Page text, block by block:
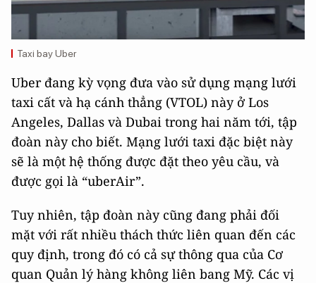
Taxi bay Uber
Uber đang kỳ vọng đưa vào sử dụng mạng lưới
taxi cất và hạ cánh thẳng (VTOL) này ở Los
Angeles, Dallas và Dubai trong hai năm tới, tập
đoàn này cho biết. Mạng lưới taxi đặc biệt này
sẽ là một hệ thống được đặt theo yêu cầu, và
được gọi là “uberAir”.
Tuy nhiên, tập đoàn này cũng đang phải đối
mặt với rất nhiều thách thức liên quan đến các
quy định, trong đó có cả sự thông qua của Cơ
quan Quản lý hàng không liên bang Mỹ. Các vị